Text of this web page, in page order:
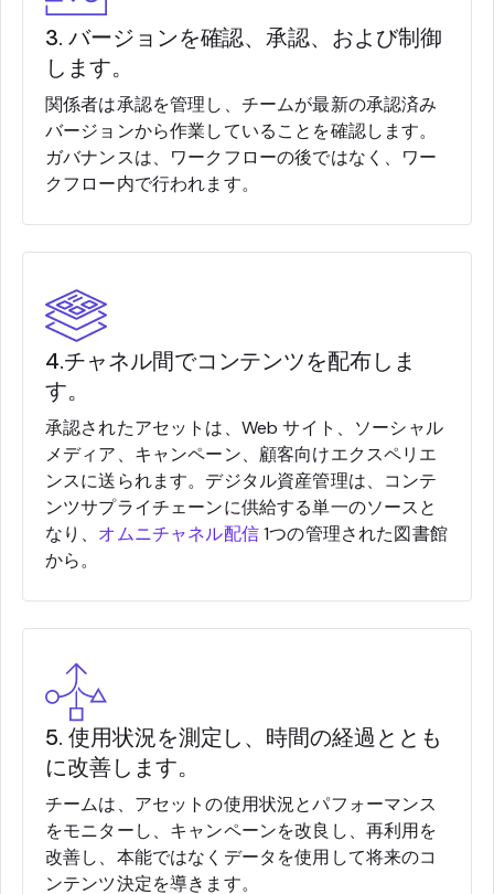
3. バージョンを確認、承認、および制御
します。
関係者は承認を管理し、チームが最新の承認済み
バージョンから作業していることを確認します。
ガバナンスは、ワークフローの後ではなく、ワー
クフロー内で行われます。
4.チャネル間でコンテンツを配布しま
す。
承認されたアセットは、Web サイト、ソーシャル
メディア、キャンペーン、顧客向けエクスペリエ
ンスに送られます。デジタル資産管理は、コンテ
ンツサプライチェーンに供給する単一のソースと
なり、 オムニチャネル配信1つの管理された図書館
から。
5. 使用状況を測定し、時間の経過ととも
に改善します。
チームは、アセットの使用状況とパフォーマンス
をモニターし、キャンペーンを改良し、再利用を
改善し、本能ではなくデータを使用して将来のコ
ンテンツ決定を導きます。